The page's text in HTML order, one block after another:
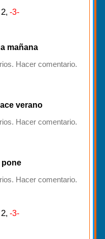
2, -3-
mañana
Hacer comentario.
verano
Hacer comentario.
pone
Hacer comentario.
2, -3-